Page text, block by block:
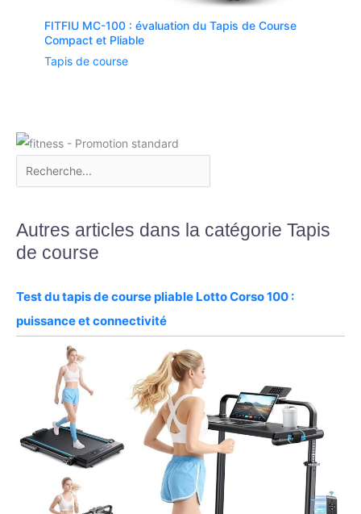
FITFIU MC-100 : évaluation du Tapis de Course
Compact et Pliable
Tapis de course
Autres articles dans la catégorie Tapis
de course
Test du tapis de course pliable Lotto Corso 100 :
puissance et connectivité